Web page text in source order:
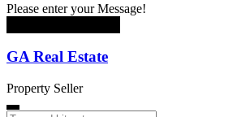
Please enter your Message!
GA Real Estate
Property Seller